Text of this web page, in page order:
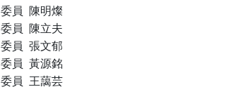
委員  陳明燦
委員  陳立夫
委員  張文郁
委員  黃源銘
委員  王藹芸